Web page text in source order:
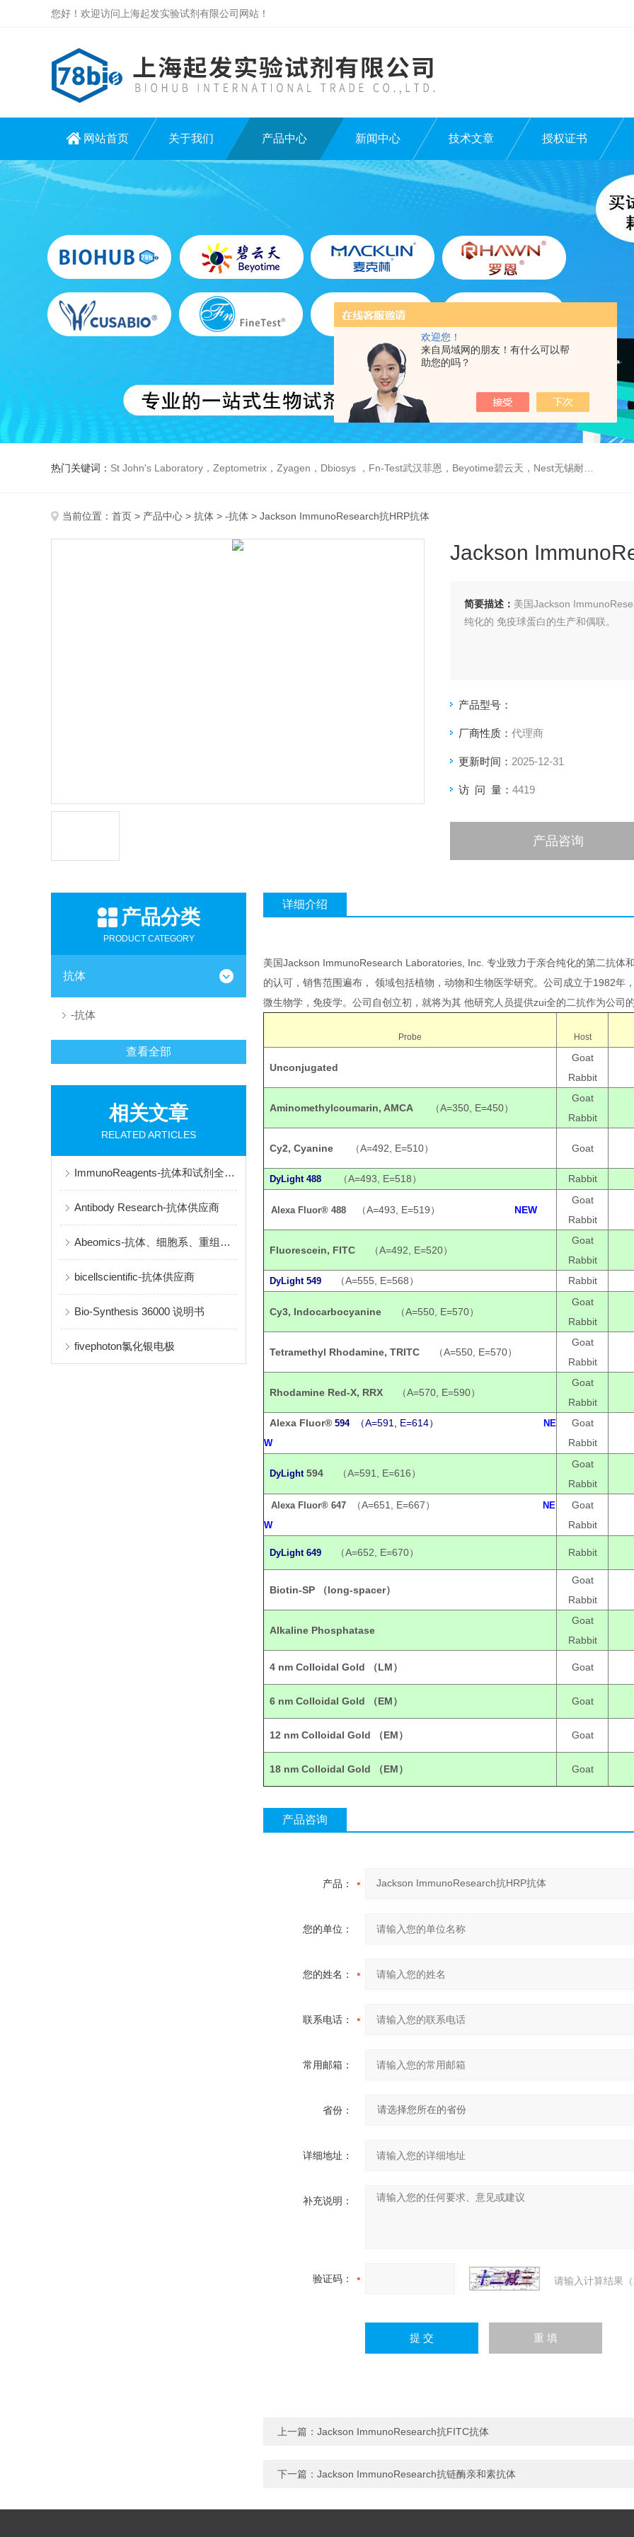
欢迎您！
来自局域网的朋友！有什么可以帮
助您的吗？
您好！欢迎访问上海起发实验试剂有限公司网站！
网站首页 关于我们 产品中心 新闻中心 技术文章 授权证书
热门关键词： St John's Laboratory，Zeptometrix，Zyagen，Dbiosys ，Fn-Test武汉菲恩，Beyotime碧云天，Nest无锡耐思，Elabscience伊莱瑞特，Macklin麦克林生物，Cobioer科佰生物
当前位置： 首页 > 产品中心 > 抗体 > -抗体 > Jackson ImmunoResearch抗HRP抗体
Jackson
简要描述： 美国Jackson
纯化的 免疫球蛋白的生产和偶联。
产品型号：
厂商性质： 代理商
更新时间： 2025-12-31
访 问 量： 4419
产品咨询
产品分类
PRODUCT CATEGORY
抗体
-抗体
查看全部
相关文章
RELATED ARTICLES
ImmunoReagents-抗体和试剂全球制造商
Antibody Research-抗体供应商
Abeomics-抗体、细胞系、重组蛋白专业供应商
bicellscientific-抗体供应商
Bio-Synthesis 36000 说明书
fivephoton氯化银电极
详细介绍
美国Jackson ImmunoResearch Laboratories, Inc. 专业致力于亲合纯化的第二抗体
的认可，销售范围遍布， 领域包括植物，动物和生物医学研究。公司成立于1982年
微生物学，免疫学。公司自创立初，就将为其 他研究人员提供zui全的二抗作为公司
Probe Host
Unconjugated
Goat
Rabbit
Aminomethylcoumarin, AMCA （A=350, E=450）
Goat
Rabbit
Cy2, Cyanine （A=492, E=510） Goat
DyLight 488 （A=493, E=518） Rabbit
Alexa Fluor® 488 （A=493, E=519） NEW
Goat
Rabbit
Fluorescein, FITC （A=492, E=520）
Goat
Rabbit
DyLight 549 （A=555, E=568） Rabbit
Cy3, Indocarbocyanine （A=550, E=570）
Goat
Rabbit
Tetramethyl Rhodamine, TRITC （A=550, E=570）
Goat
Rabbit
Rhodamine Red-X, RRX （A=570, E=590）
Goat
Rabbit
Alexa Fluor® 594 （A=591, E=614）
NE
W
Goat
Rabbit
DyLight 594 （A=591, E=616）
Goat
Rabbit
Alexa Fluor® 647 （A=651, E=667）
NE
W
Goat
Rabbit
DyLight 649 （A=652, E=670） Rabbit
Biotin-SP （long-spacer）
Goat
Rabbit
Alkaline Phosphatase
Goat
Rabbit
4 nm Colloidal Gold （LM） Goat
6 nm Colloidal Gold （EM） Goat
12 nm Colloidal Gold （EM） Goat
18 nm Colloidal Gold （EM） Goat
产品咨询
产品：
您的单位：
您的姓名：
联系电话：
常用邮箱：
省份：
详细地址：
补充说明：
验证码： 请输入计算结果
上一篇： Jackson ImmunoResearch抗FITC抗体
下一篇： Jackson ImmunoResearch抗链酶亲和素抗体